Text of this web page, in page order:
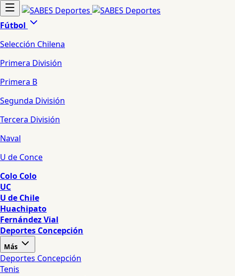
Fútbol
Selección Chilena
Primera División
Primera B
Segunda División
Tercera División
Naval
U de Conce
Colo Colo
UC
U de Chile
Huachipato
Fernández Vial
Deportes Concepción
Más
Deportes Concepción
Tenis